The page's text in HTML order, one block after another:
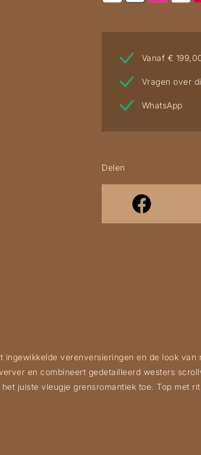
Vanaf €
Vragen over
WhatsApp
Delen
verenversieringen en de look
en combineert gedetailleerd westers
juiste vleugje grensromantiek toe. Top met